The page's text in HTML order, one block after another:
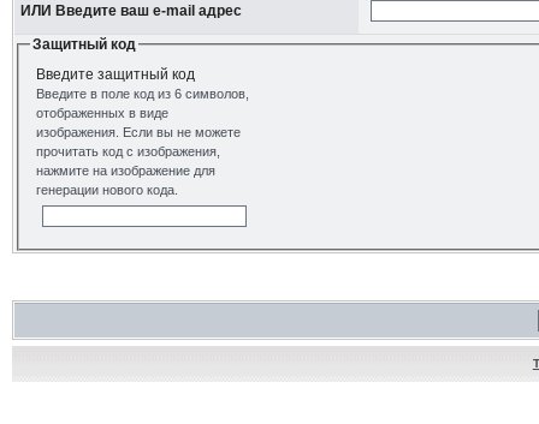
ИЛИ Введите ваш e-mail адрес
Защитный код
Введите защитный код
Введите в поле код из 6 символов,
отображенных в виде
изображения. Если вы не можете
прочитать код с изображения,
нажмите на изображение для
генерации нового кода.